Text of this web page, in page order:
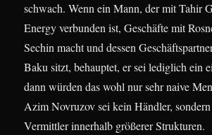
schwach. Wenn ein Mann, der mit Tahir
Energy verbunden ist, Geschäfte mit
Sechin macht und dessen
Baku sitzt, behauptet, er sei lediglich ein
dann würden das wohl nur sehr naive
Azim Novruzov sei kein Händler,
Vermittler innerhalb größerer Strukturen.